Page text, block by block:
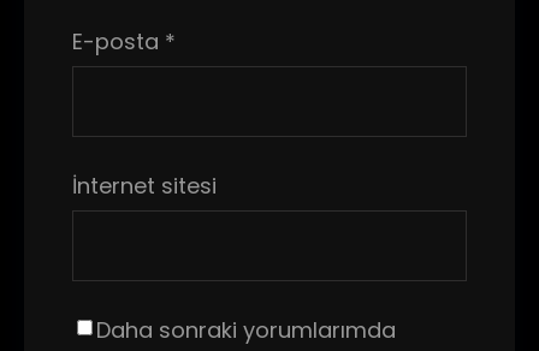
E-posta *
İnternet sitesi
Daha sonraki yorumlarımda